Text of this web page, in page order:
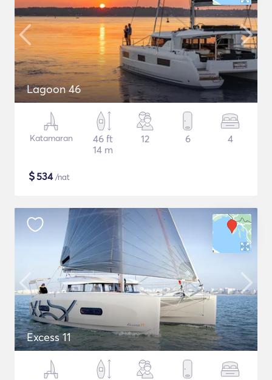
Lagoon 46
Katamaran
46 ft
14 m
12 6 4
$534/nat
Excess 11